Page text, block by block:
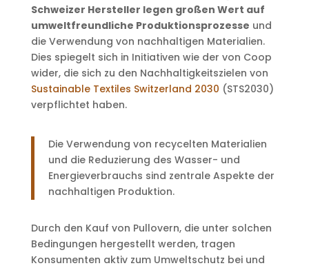
Schweizer Hersteller legen großen Wert auf
umweltfreundliche Produktionsprozesse und
die Verwendung von nachhaltigen Materialien.
Dies spiegelt sich in Initiativen wie der von Coop
wider, die sich zu den Nachhaltigkeitszielen von
Sustainable Textiles Switzerland 2030 (STS2030)
verpflichtet haben.
Die Verwendung von recycelten Materialien
und die Reduzierung des Wasser- und
Energieverbrauchs sind zentrale Aspekte der
nachhaltigen Produktion.
Durch den Kauf von Pullovern, die unter solchen
Bedingungen hergestellt werden, tragen
Konsumenten aktiv zum Umweltschutz bei und